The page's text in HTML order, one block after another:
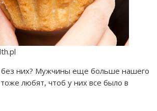
без них? Мужчины еще больше нашего
любят, чтоб у них все было в